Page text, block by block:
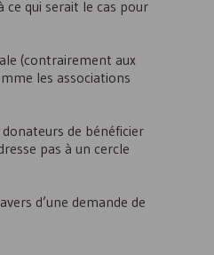
qui serait le cas pour
(contrairement aux
les associations
de bénéficier
pas à un cercle
d’une demande de